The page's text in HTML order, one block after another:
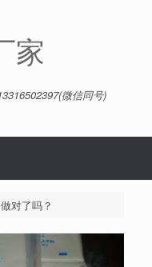
家
微信同号)
对了吗？